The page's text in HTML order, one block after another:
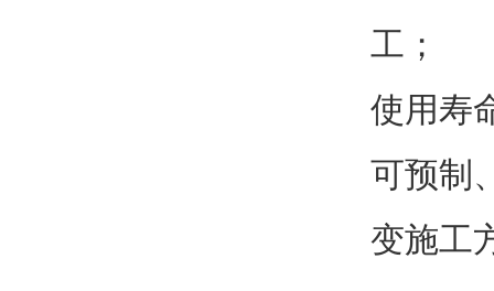
工；
使用寿
可预制
变施工